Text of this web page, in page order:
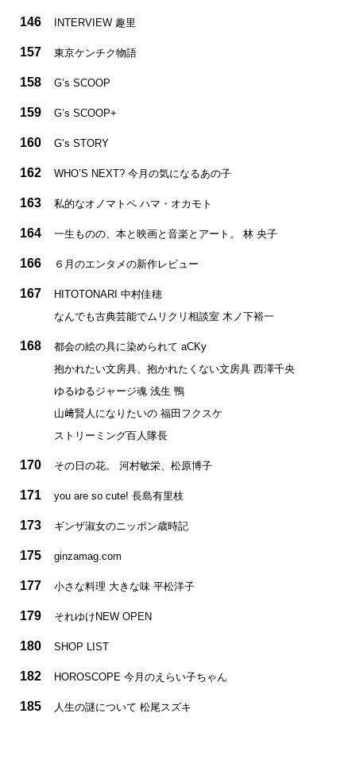
146 INTERVIEW 趣里
157 東京ケンチク物語
158 G’s SCOOP
159 G’s SCOOP+
160 G’s STORY
162 WHO’S NEXT? 今月の気になるあの子
163 私的なオノマトペ ハマ・オカモト
164 一生ものの、本と映画と音楽とアート。 林 央子
166 ６月のエンタメの新作レビュー
167
HITOTONARI 中村佳穂
なんでも古典芸能でムリクリ相談室 木ノ下裕一
168
都会の絵の具に染められて aCKy
抱かれたい文房具、抱かれたくない文房具 西澤千央
ゆるゆるジャージ魂 浅生 鴨
山﨑賢人になりたいの 福田フクスケ
ストリーミング百人隊長
170 その日の花。 河村敏栄、松原博子
171 you are so cute! 長島有里枝
173 ギンザ淑女のニッポン歳時記
175 ginzamag.com
177 小さな料理 大きな味 平松洋子
179 それゆけNEW OPEN
180 SHOP LIST
182 HOROSCOPE 今月のえらい子ちゃん
185 人生の謎について 松尾スズキ